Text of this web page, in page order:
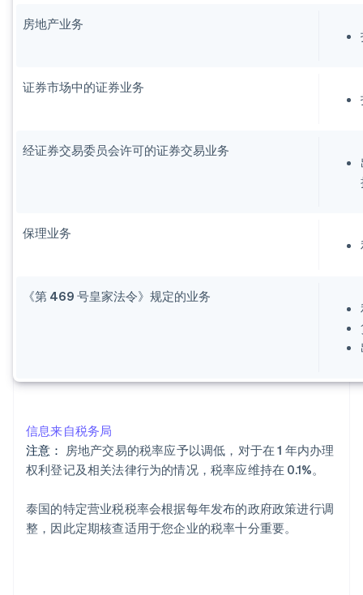
房地产业务
证券市场中的证券业务
经证券交易委员会许可的证券交易业务
保理业务
《第 469 号皇家法令》规定的业务
信息来自税务局
注意： 房地产交易的税率应予以调低，对于在 1 年内办理
权利登记及相关法律行为的情况，税率应维持在 0.1%。
泰国的特定营业税税率会根据每年发布的政府政策进行调
整，因此定期核查适用于您企业的税率十分重要。